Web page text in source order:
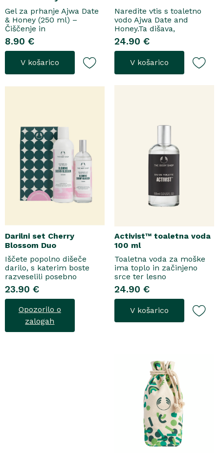
Gel za prhanje Ajwa Date
& Honey (250 ml) –
Čiščenje in
pomladitevSpremenite
svoje vsakodnevno
prhanje v razkošen
orientalski ritual z gelom
za prhanje Ajwa Date &
8.90 €
V košarico
Naredite vtis s toaletno
vodo Ajwa Date and
Honey.Ta dišava,
zasnovana tako za
razkošne priložnosti kot
za vsakodnevno nošenje,
se odpre z notami suhega
grozdja, labana in frezije,
24.90 €
V košarico
Darilni set Cherry
Blossom Duo
Iščete popolno dišeče
darilo, s katerim boste
razveselili posebno
osebo? Spoznajte naš
darilni set Cherry Blossom
Duo, popolno harmonijo
nežne nege in razkošnega
vonja, ki poskrbi za dobro
počutje vsak dan. Ta
23.90 €
Opozorilo o
zalogah
Activist™ toaletna voda
100 ml
Toaletna voda za moške
ima toplo in začinjeno
srce ter lesno
osnovo.Topel, začinjen
vonjToaletna voda..
24.90 €
V košarico